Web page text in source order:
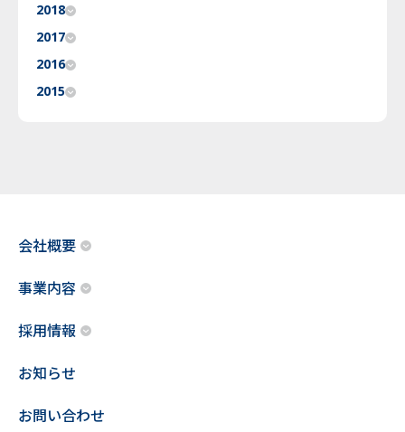
2018
2017
2016
2015
会社概要
事業内容
採用情報
お知らせ
お問い合わせ